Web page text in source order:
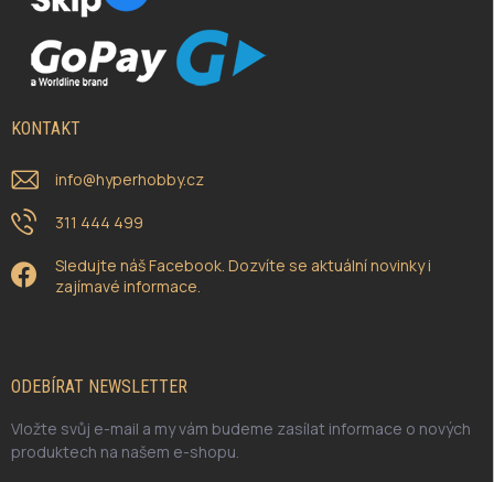
KONTAKT
info@hyperhobby.cz
311 444 499
Sledujte náš Facebook. Dozvíte se aktuální novinky i
zajímavé informace.
ODEBÍRAT NEWSLETTER
Vložte svůj e-mail a my vám budeme zasílat informace o nových
produktech na našem e-shopu.